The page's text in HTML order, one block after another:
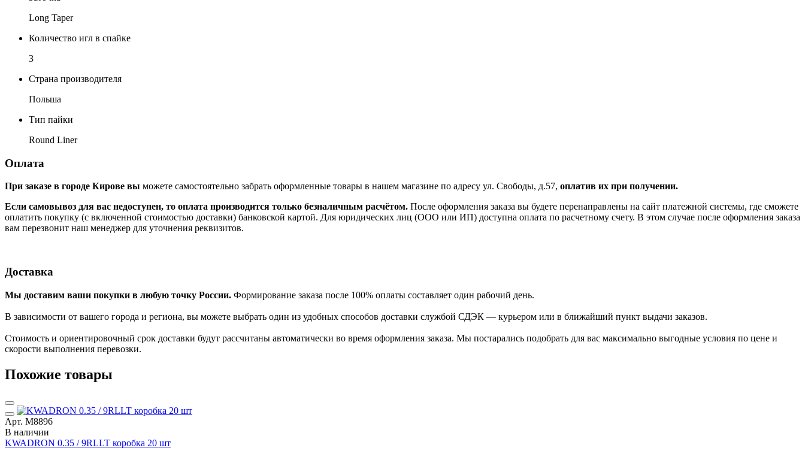
Long Taper
Количество игл в спайке
3
Страна производителя
Польша
Тип пайки
Round Liner
Оплата
При заказе в городе Кирове вы можете самостоятельно забрать оформленные товары в нашем магазине по адресу ул. Свободы, д.57, оплатив их при получении.
Если самовывоз для вас недоступен, то оплата производится только безналичным расчётом. После оформления заказа вы будете перенаправлены на сайт платежной системы, где сможете
оплатить покупку (с включенной стоимостью доставки) банковской картой. Для юридических лиц (ООО или ИП) доступна оплата по расчетному счету. В этом случае после оформления заказа
вам перезвонит наш менеджер для уточнения реквизитов.
Доставка
Мы доставим ваши покупки в любую точку России. Формирование заказа после 100% оплаты составляет один рабочий день.
В зависимости от вашего города и региона, вы можете выбрать один из удобных способов доставки службой СДЭК — курьером или в ближайший пункт выдачи заказов.
Стоимость и ориентировочный срок доставки будут рассчитаны автоматически во время оформления заказа. Мы постарались подобрать для вас максимально выгодные условия по цене и
скорости выполнения перевозки.
Похожие товары
Арт. М8896
В наличии
KWADRON 0.35 / 9RLLT коробка 20 шт